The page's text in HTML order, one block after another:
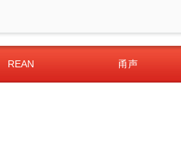
REAN 甬声